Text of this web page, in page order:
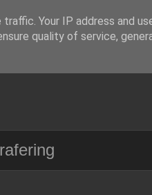
Your IP address and
quality of service,